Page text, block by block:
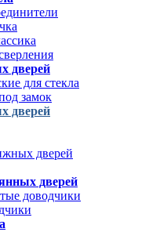
дверей
для стекла
замок
дверей
дверей
дверей
доводчики